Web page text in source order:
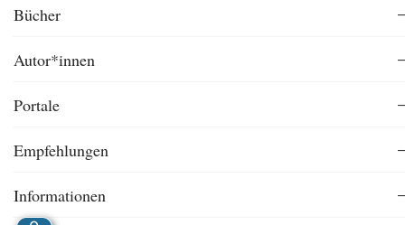
Bücher
Autor*innen
Portale
Empfehlungen
Informationen